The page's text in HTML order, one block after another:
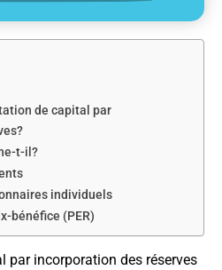
de capital par
t-il?
individuels
bénéfice (PER)
par incorporation des réserves